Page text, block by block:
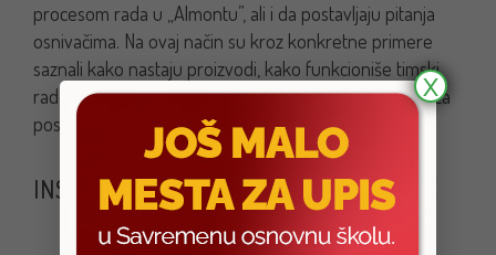
procesom rada u „Almontu”, ali i da postavljaju pitanja
osnivačima. Na ovaj način su kroz konkretne primere
saznali kako nastaju proizvodi, kako funkcioniše timski
rad u kompaniji i koliko su znanje i inovativnost važni za
poslovni uspeh.
INSPIRACIJA ZA BUDUĆE GENERACIJE
X